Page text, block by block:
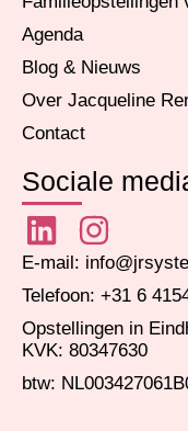
Agenda
Blog & Nieuws
Over Jacqueline
Contact
Sociale
E-mail:
Telefoon: +31 6
Opstellingen in
KVK: 80347630
btw: